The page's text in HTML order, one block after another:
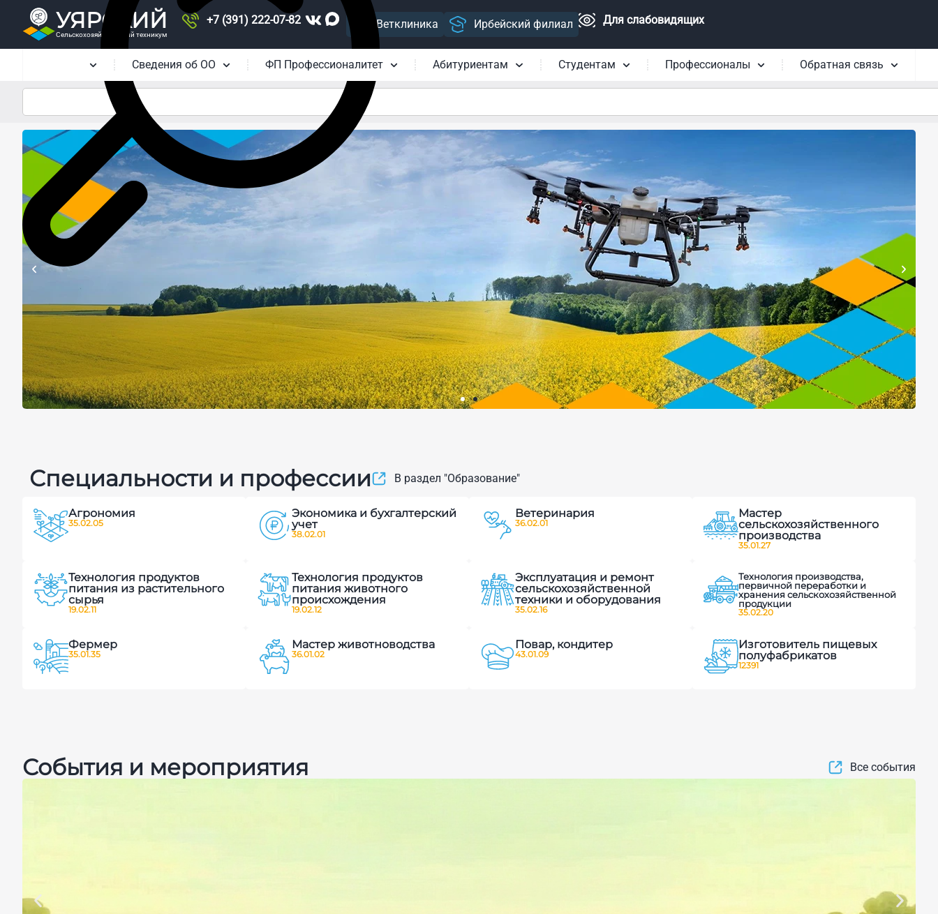
УЯРСКИЙ
Сельскохозяйственный техникум
+7 (391) 222-07-82 Ветклиника Ирбейский филиал Для слабовидящих
Сведения об ОО ФП Профессионалитет Абитуриентам Студентам Профессионалы Обратная связь
Центр цифрового
земледелия и современных
агропромышленных
технологий
Специальности и профессии В раздел "Образование"
Агрономия
35.02.05
Экономика и бухгалтерский
учет
38.02.01
Ветеринария
36.02.01
Мастер
сельскохозяйственного
производства
35.01.27
Технология продуктов
питания из растительного
сырья
19.02.11
Технология продуктов
питания животного
происхождения
19.02.12
Эксплуатация и ремонт
сельскохозяйственной
техники и оборудования
35.02.16
Технология производства,
первичной переработки и
хранения сельскохозяйственной
продукции
35.02.20
Фермер
35.01.35
Мастер животноводства
36.01.02
Повар, кондитер
43.01.09
Изготовитель пищевых
полуфабрикатов
12391
События и мероприятия Все события